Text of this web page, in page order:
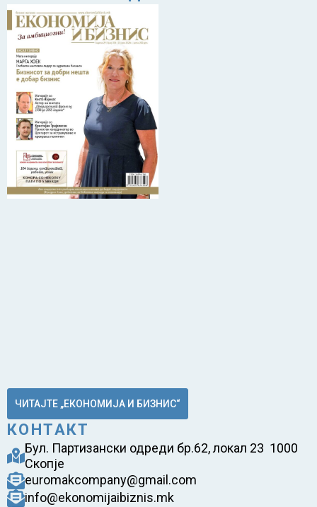
ЧИТАЈТЕ „ЕКОНОМИЈА И БИЗНИС“
КОНТАКТ
Бул. Партизански одреди бр.62, локал 23 1000
Скопје
euromakcompany@gmail.com
info@ekonomijaibiznis.mk